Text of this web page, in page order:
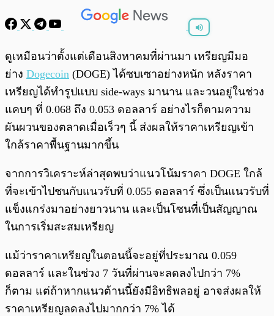
พร้อมเล่น 0:00 /0:00
ดูเหมือนว่าตั้งแต่เดือนสิงหาคมที่ผ่านมา เหรียญมีมอ
ย่าง Dogecoin (DOGE) ได้ซบเซาอย่างหนัก หลังราคา
เหรียญได้ทำรูปแบบ side-ways มานาน และวนอยู่ในช่วง
แคบๆ ที่ 0.068 ถึง 0.053 ดอลลาร์ อย่างไรก็ตามความ
ผันผวนของตลาดเมื่อเร็วๆ นี้ ส่งผลให้ราคาเหรียญเข้า
ใกล้ราคาพื้นฐานมากขึ้น
จากการวิเคราะห์ล่าสุดพบว่าแนวโน้มราคา DOGE ใกล้
ที่จะเข้าไปชนกับแนวรับที่ 0.055 ดอลลาร์ ซึ่งเป็นแนวรับที่
แข็งแกร่งมาอย่างยาวนาน และเป็นโซนที่เป็นสัญญาณ
ในการเริ่มสะสมเหรียญ
แม้ว่าราคาเหรียญในตอนนี้จะอยู่ที่ประมาณ 0.059
ดอลลาร์ และในช่วง 7 วันที่ผ่านจะลดลงไปกว่า 7%
ก็ตาม แต่ถ้าหากแนวต้านนี้ยังมีอิทธิพลอยู่ อาจส่งผลให้
ราคาเหรียญลดลงไปมากกว่า 7% ได้